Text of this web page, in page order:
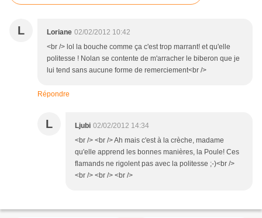
L Loriane 02/02/2012 10:42
<br /> lol la bouche comme ça c'est trop marrant! et qu'elle
politesse ! Nolan se contente de m'arracher le biberon que je
lui tend sans aucune forme de remerciement<br />
Répondre
L Ljubi 02/02/2012 14:34
<br /> <br /> Ah mais c'est à la crèche, madame
qu'elle apprend les bonnes manières, la Poule! Ces
flamands ne rigolent pas avec la politesse ;-)<br />
<br /> <br /> <br />